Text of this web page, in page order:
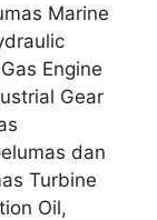
Marine
Engine
Gear
dan
Turbine
Oil,